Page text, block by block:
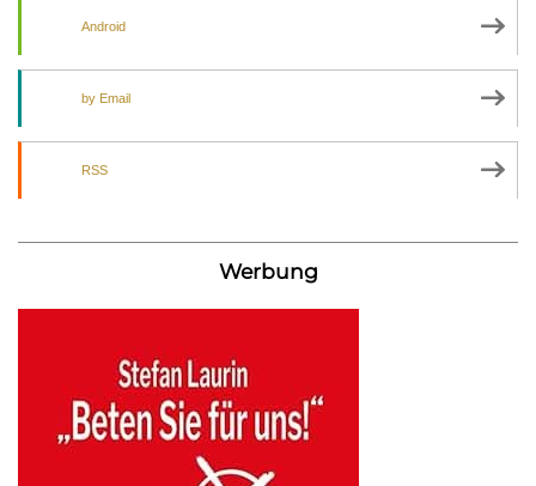
Android
by Email
RSS
Werbung